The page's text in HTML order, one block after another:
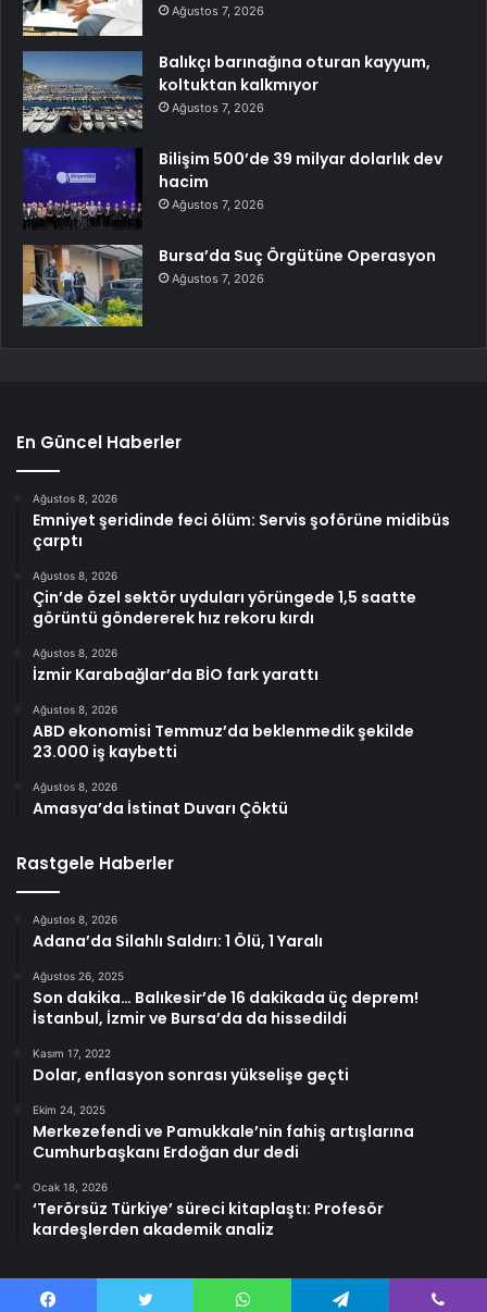
Ağustos 7, 2026
Balıkçı barınağına oturan kayyum,
koltuktan kalkmıyor
Ağustos 7, 2026
Bilişim 500’de 39 milyar dolarlık dev
hacim
Ağustos 7, 2026
Bursa’da Suç Örgütüne Operasyon
Ağustos 7, 2026
En Güncel Haberler
Ağustos 8, 2026
Emniyet şeridinde feci ölüm: Servis şoförüne midibüs
çarptı
Ağustos 8, 2026
Çin’de özel sektör uyduları yörüngede 1,5 saatte
görüntü göndererek hız rekoru kırdı
Ağustos 8, 2026
İzmir Karabağlar’da BİO fark yarattı
Ağustos 8, 2026
ABD ekonomisi Temmuz’da beklenmedik şekilde
23.000 iş kaybetti
Ağustos 8, 2026
Amasya’da İstinat Duvarı Çöktü
Rastgele Haberler
Ağustos 8, 2026
Adana’da Silahlı Saldırı: 1 Ölü, 1 Yaralı
Ağustos 26, 2025
Son dakika… Balıkesir’de 16 dakikada üç deprem!
İstanbul, İzmir ve Bursa’da da hissedildi
Kasım 17, 2022
Dolar, enflasyon sonrası yükselişe geçti
Ekim 24, 2025
Merkezefendi ve Pamukkale’nin fahiş artışlarına
Cumhurbaşkanı Erdoğan dur dedi
Ocak 18, 2026
‘Terörsüz Türkiye’ süreci kitaplaştı: Profesör
kardeşlerden akademik analiz